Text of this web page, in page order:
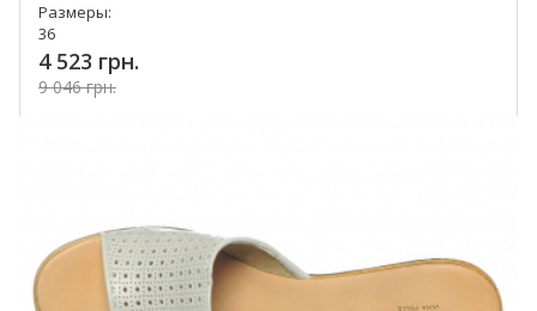
Размеры:
36
4 523 грн.
9 046 грн.